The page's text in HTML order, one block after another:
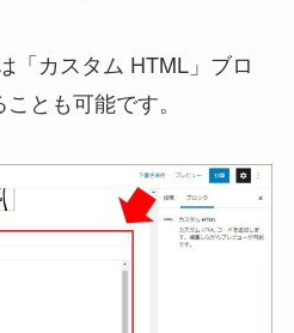
「カスタム HTML」ブロ
とも可能です。